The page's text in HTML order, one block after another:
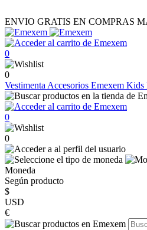
ENVIO GRATIS EN COMPRAS
0
0
Vestimenta Accesorios Emexem Kids
0
0
Moneda
Según producto
$
USD
€